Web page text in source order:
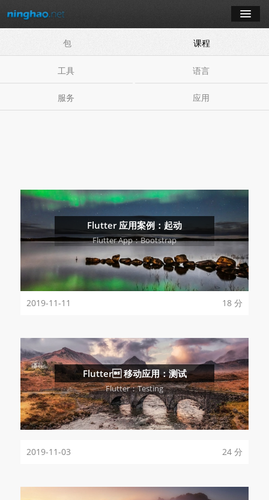
登录
包 课程
工具 语言
服务 应用
Flutter 应用案例：起动
Flutter App：Bootstrap
2019-11-11 18 分
Flutter 移动应用：测试
Flutter：Testing
2019-11-03 24 分